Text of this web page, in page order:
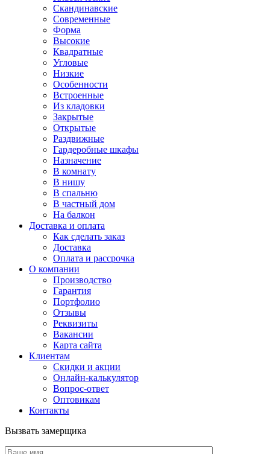
Скандинавские
Современные
Форма
Высокие
Квадратные
Угловые
Низкие
Особенности
Встроенные
Из кладовки
Закрытые
Открытые
Раздвижные
Гардеробные шкафы
Назначение
В комнату
В нишу
В спальню
В частный дом
На балкон
Доставка и оплата
Как сделать заказ
Доставка
Оплата и рассрочка
О компании
Производство
Гарантия
Портфолио
Отзывы
Реквизиты
Вакансии
Карта сайта
Клиентам
Скидки и акции
Онлайн-калькулятор
Вопрос-ответ
Оптовикам
Контакты
Вызвать замерщика